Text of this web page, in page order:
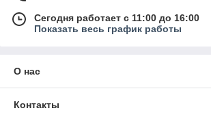
Сегодня работает с 11:00 до 16:00
Показать весь график работы
О нас
Контакты